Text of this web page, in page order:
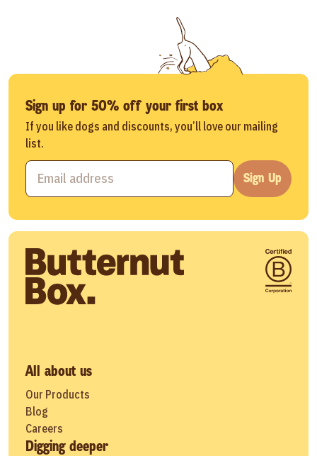
Sign up for 50% off your first box
If you like dogs and discounts, you’ll love our mailing
list.
Sign Up
All about us
Our Products
Blog
Careers
Digging deeper